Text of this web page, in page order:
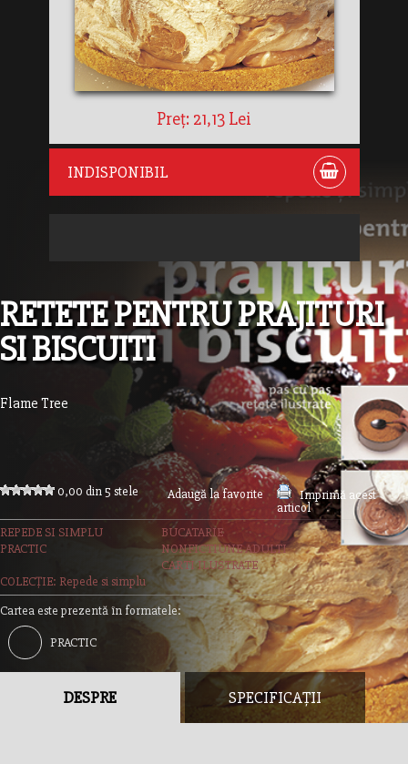
Preț: 21,13 Lei
INDISPONIBIL
RETETE PENTRU PRAJITURI
SI BISCUITI
Flame Tree
0,00 din 5 stele Adaugă la favorite
Imprimă acest
articol
REPEDE SI SIMPLU
BUCATARIE
PRACTIC
NONFICTIUNE ADULTI
CARTI ILUSTRATE
COLECȚIE: Repede si simplu
Cartea este prezentă în formatele:
PRACTIC
DESPRE SPECIFICAȚII